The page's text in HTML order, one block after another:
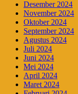
Desember 2024
November 2024
Oktober 2024
September 2024
Agustus 2024
Juli 2024
Juni 2024
Mei 2024
April 2024
Maret 2024